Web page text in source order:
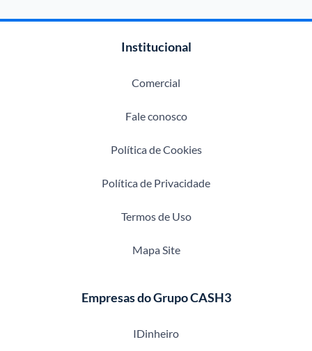
Institucional
Comercial
Fale conosco
Política de Cookies
Política de Privacidade
Termos de Uso
Mapa Site
Empresas do Grupo CASH3
IDinheiro